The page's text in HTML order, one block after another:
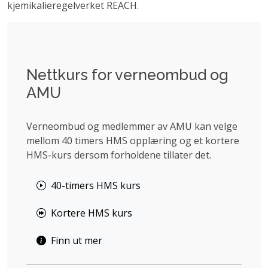
kjemikalieregelverket REACH.
Nettkurs for verneombud og
AMU
Verneombud og medlemmer av AMU kan velge
mellom 40 timers HMS opplæring og et kortere
HMS-kurs dersom forholdene tillater det.
40-timers HMS kurs
Kortere HMS kurs
Finn ut mer